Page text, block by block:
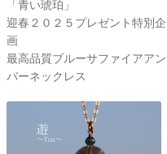
「青い琥珀」
迎春２０２５プレゼント特別企
画
最高品質ブルーサファイアアン
バーネックレス